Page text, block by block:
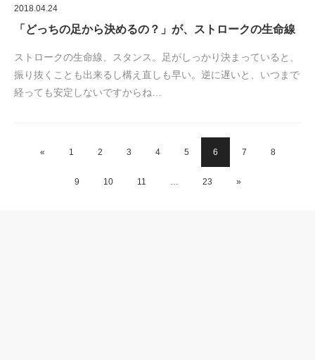
2018.04.24
「どっちの足から決めるの？」が、ストロークの生命線
ストロークの生命線、スタンス。足がしっかり決まっていると、
振り抜くことも出来るし構え直しも早い。逆に遅いと、いつまで
経っても安定しないですからね…
« 1 2 3 4 5 6 7 8
9 10 11 … 23 »